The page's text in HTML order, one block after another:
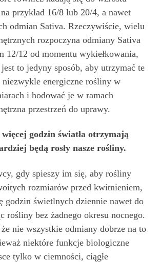
przykład 16/8 lub 20/4, a nawet
odmian Sativa. Rzeczywiście, wielu
rozpoczyna odmiany Sativa
12/12 od momentu wykiełkowania,
to jedyny sposób, aby utrzymać te
niezwykle energiczne rośliny w
i hodować je w ramach
przestrzeń do uprawy.
godzin światła otrzymają
będą rosły nasze rośliny.
gdy spieszy im się, aby rośliny
rozmiarów przed kwitnieniem,
godzin świetlnych dziennie nawet do
rośliny bez żadnego okresu nocnego.
nie wszystkie odmiany dobrze na to
niektóre funkcje biologiczne
tylko w ciemności, ciągłe